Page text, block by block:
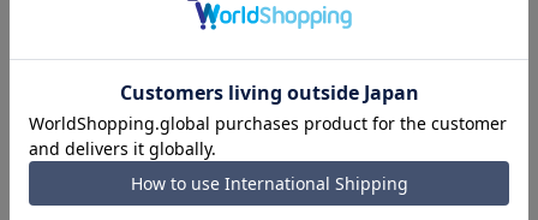
[5号]ウエスト:64cm ヒップ:87cm 裾囲:84cm スカート
[7号]ウエスト:67cm ヒップ:90cm 裾囲:87cm スカート
丈:61cm
[9号]ウエスト:70cm ヒップ:93cm 裾囲:90cm スカート
丈:62cm